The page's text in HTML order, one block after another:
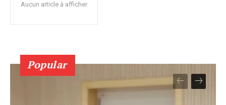
Aucun article à afficher
Popular